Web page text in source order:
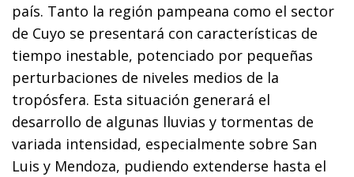
país. Tanto la región pampeana como el sector
de Cuyo se presentará con características de
tiempo inestable, potenciado por pequeñas
perturbaciones de niveles medios de la
tropósfera. Esta situación generará el
desarrollo de algunas lluvias y tormentas de
variada intensidad, especialmente sobre San
Luis y Mendoza, pudiendo extenderse hasta el